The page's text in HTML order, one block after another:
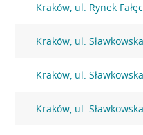
Kraków, ul. Rynek
Kraków, ul.
Kraków, ul.
Kraków, ul.